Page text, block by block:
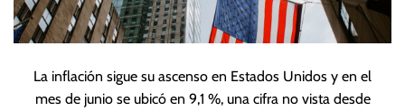
La inflación sigue su ascenso en Estados Unidos y en el
mes de junio se ubicó en 9,1 %, una cifra no vista desde